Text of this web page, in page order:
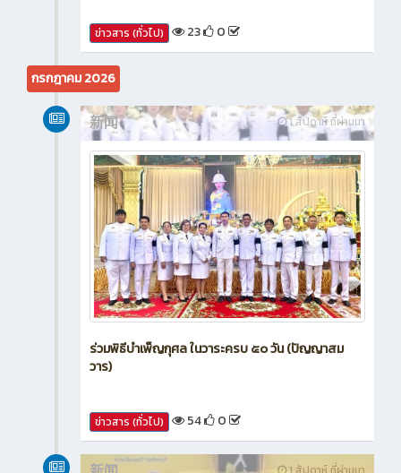
23 0
กรกฎาคม 2026
新闻
ร่วมพิธีบำเพ็ญกุศล ในวาระครบ ๕๐ วัน (ปัญญาสม
ข่าวสาร (ทั่วไป) 54 0